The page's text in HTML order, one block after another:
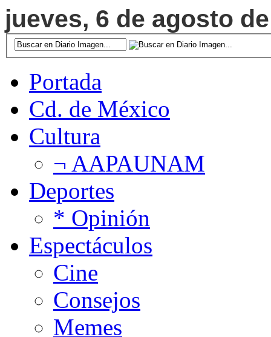
jueves, 6 de agosto
Portada
Cd. de México
Cultura
¬ AAPAUNAM
Deportes
* Opinión
Espectáculos
Cine
Consejos
Memes